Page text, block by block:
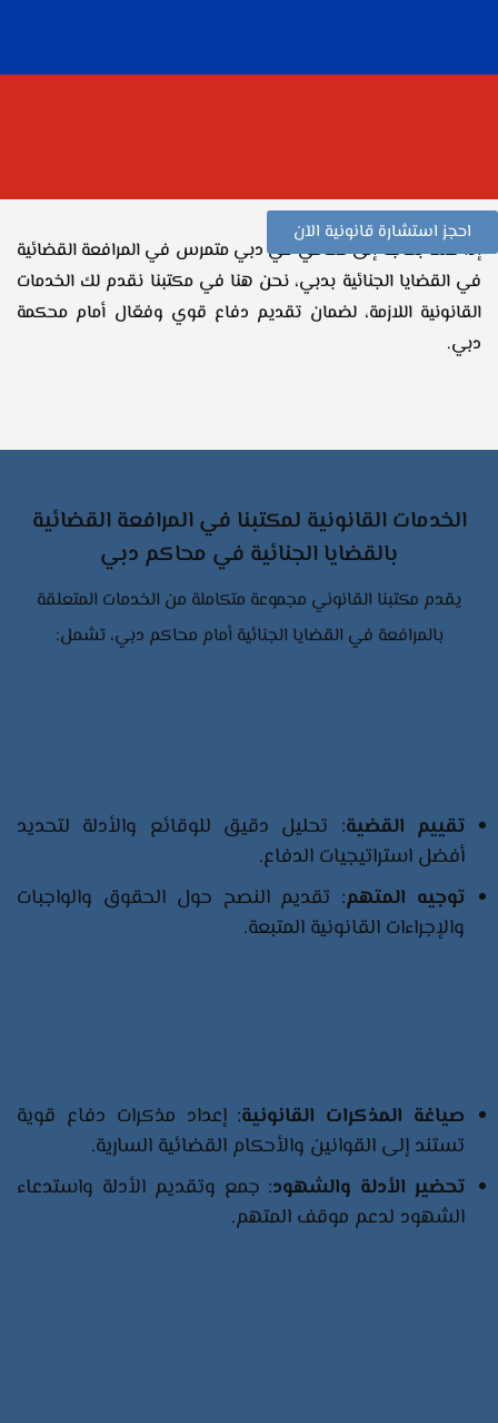
احجز استشارة قانونية الآن
في هذا السياق، تلعب المرافعة دورًا كبيرًا في التأثير على الحكم
إذا كنت بحاجة إلى محامي في دبي متمرس في المرافعة القضائية
في القضايا الجنائية بدبي، نحن هنا في مكتبنا نقدم لك الخدمات
القانونية اللازمة، لضمان تقديم دفاع قوي وفعّال أمام محكمة
دبي.
الخدمات القانونية لمكتبنا في المرافعة القضائية
بالقضايا الجنائية في محاكم دبي
يقدم مكتبنا القانوني مجموعة متكاملة من الخدمات المتعلقة
بالمرافعة في القضايا الجنائية أمام محاكم دبي، تشمل:
تقييم القضية: تحليل دقيق للوقائع والأدلة لتحديد
أفضل استراتيجيات الدفاع.
توجيه المتهم: تقديم النصح حول الحقوق والواجبات
والإجراءات القانونية المتبعة.
صياغة المذكرات القانونية: إعداد مذكرات دفاع قوية
تستند إلى القوانين والأحكام القضائية السارية.
تحضير الأدلة والشهود: جمع وتقديم الأدلة واستدعاء
الشهود لدعم موقف المتهم.